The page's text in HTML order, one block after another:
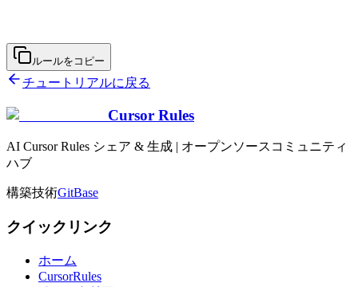
ルールをコピー
チュートリアルに戻る
Cursor Rules
AI Cursor Rules シェア & 生成 | オープンソースコミュニティ
ハブ
構築技術GitBase
クイックリンク
ホーム
CursorRules